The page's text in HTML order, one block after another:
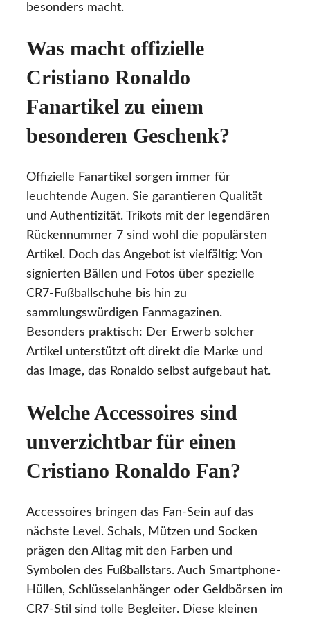
besonders macht.
Was macht offizielle
Cristiano Ronaldo
Fanartikel zu einem
besonderen Geschenk?
Offizielle Fanartikel sorgen immer für
leuchtende Augen. Sie garantieren Qualität
und Authentizität. Trikots mit der legendären
Rückennummer 7 sind wohl die populärsten
Artikel. Doch das Angebot ist vielfältig: Von
signierten Bällen und Fotos über spezielle
CR7-Fußballschuhe bis hin zu
sammlungswürdigen Fanmagazinen.
Besonders praktisch: Der Erwerb solcher
Artikel unterstützt oft direkt die Marke und
das Image, das Ronaldo selbst aufgebaut hat.
Welche Accessoires sind
unverzichtbar für einen
Cristiano Ronaldo Fan?
Accessoires bringen das Fan-Sein auf das
nächste Level. Schals, Mützen und Socken
prägen den Alltag mit den Farben und
Symbolen des Fußballstars. Auch Smartphone-
Hüllen, Schlüsselanhänger oder Geldbörsen im
CR7-Stil sind tolle Begleiter. Diese kleinen